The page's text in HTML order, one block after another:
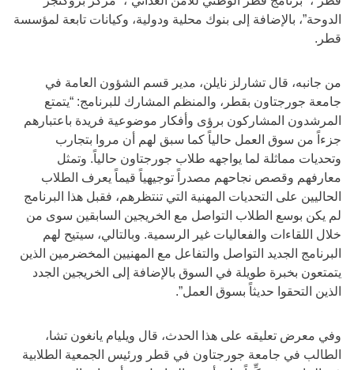
الدوحة”، بالإضافة إلى بنوك محلية ودولية، وكيانات تابعة لمؤسسة
قطر.
من جانبه، قال تشارلز نايلن، مدير قسم الشؤون العامة في
جامعة جورجتاون بقطر، والمنظم المشارك للبرنامج: “يتمتع
المرشدون المشاركون برؤى وأفكار موضوعية فريدة باعتبارهم
جزءاً من سوق العمل حالياً كما سبق لهم أن مروا بتجارب
وتحديات مماثلة لما يواجهه طلاب جورجتاون حالياً. وتمثل
معارفهم وقصص نجاحهم مصدراً توجيهياً قيماً يعرف الطلاب
الحاليين على التحديات المهنية التي تنتظرهم، فقبل هذا البرنامج
لم يكن بوسع الطلاب التواصل مع الخريجين السابقين سوى من
خلال اللقاءات والفعاليات غير الرسمية. وبالتالي، سيتيح لهم
البرنامج الجديد التواصل والتفاعل مع المهنيين المخضرمين الذين
يتمتعون بخبرة طويلة في السوق بالإضافة إلى الخريجين الجدد
الذين التحقوا حديثاً بسوق العمل”.
وفي معرض تعليقه على هذا الحدث، قال ويليام يانغون تشا،
الطالب في جامعة جورجتاون في قطر ورئيس الجمعية الطلابية